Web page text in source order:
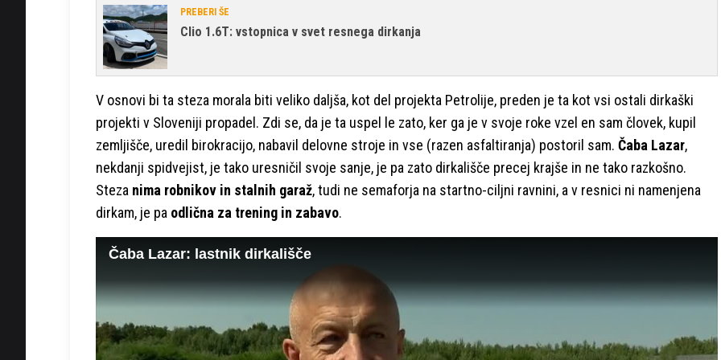
PREBERI ŠE
Clio 1.6T: vstopnica v svet resnega dirkanja
V osnovi bi ta steza morala biti veliko daljša, kot del projekta Petrolije, preden je ta kot vsi ostali dirkaški
projekti v Sloveniji propadel. Zdi se, da je ta uspel le zato, ker ga je v svoje roke vzel en sam človek, kupil
zemljišče, uredil birokracijo, nabavil delovne stroje in vse (razen asfaltiranja) postoril sam. Čaba Lazar,
nekdanji spidvejist, je tako uresničil svoje sanje, je pa zato dirkališče precej krajše in ne tako razkošno.
Steza nima robnikov in stalnih garaž, tudi ne semaforja na startno-ciljni ravnini, a v resnici ni namenjena
dirkam, je pa odlična za trening in zabavo.
Čaba Lazar: lastnik dirkališče